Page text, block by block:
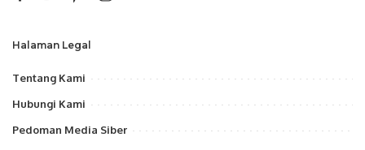
Halaman Legal
Tentang Kami
Hubungi Kami
Pedoman Media Siber